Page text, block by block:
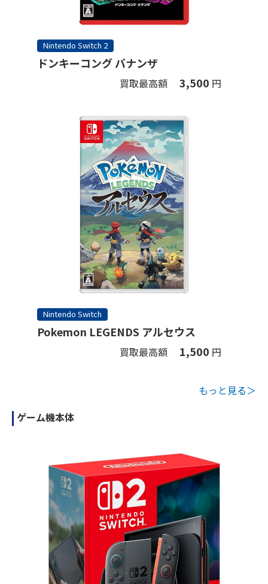
Nintendo Switch 2
ドンキーコング バナンザ
買取最高額 3,500 円
Nintendo Switch
Pokemon LEGENDS アルセウス
買取最高額 1,500 円
もっと見る＞
ゲーム機本体